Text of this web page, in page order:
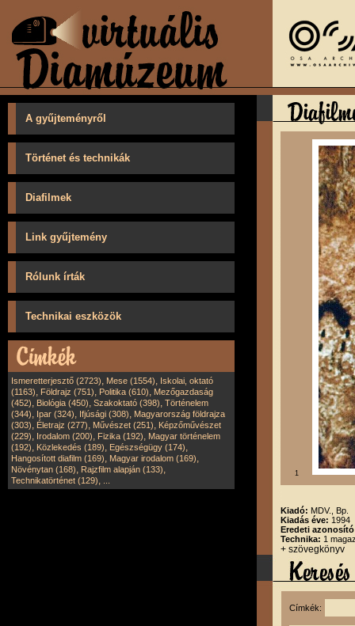
A gyűjteményről
Történet és technikák
Diafilmek
Link gyűjtemény
Rólunk írták
Technikai eszközök
Ismeretterjesztő (2723), Mese (1554), Iskolai, oktató
(1163), Földrajz (751), Politika (610), Mezőgazdaság
(452), Biológia (450), Szakoktató (398), Történelem
(344), Ipar (324), Ifjúsági (308), Magyarország földrajza
(303), Életrajz (277), Művészet (251), Képzőművészet
(229), Irodalom (200), Fizika (192), Magyar történelem
(192), Közlekedés (189), Egészségügy (174),
Hangosított diafilm (169), Magyar irodalom (169),
Növénytan (168), Rajzfilm alapján (133),
Technikatörténet (129),
1
Kiadó: MDV., Bp.
Kiadás éve: 1994
Eredeti
Technika: 1
+ szövegkönyv
Címkék: